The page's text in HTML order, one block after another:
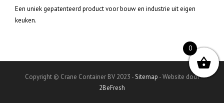
Een uniek gepatenteerd product voor bouw en industrie uit eigen
keuken.
Copyright © Crane Container BV 2023 -Sitemap - Website door
2BeFresh
0